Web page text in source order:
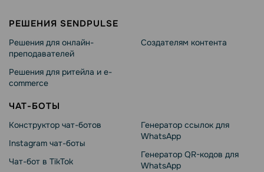
РЕШЕНИЯ SENDPULSE
Решения для онлайн-
преподавателей
Решения для ритейла и e-
commerce
Создателям контента
ЧАТ-БОТЫ
Конструктор чат-ботов
Instagram чат-боты
Чат-бот в TikTok
Генератор ссылок для
WhatsApp
Генератор QR-кодов для
WhatsApp